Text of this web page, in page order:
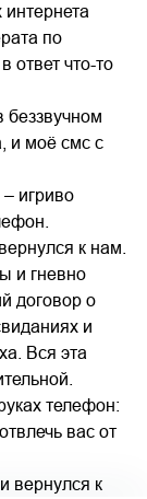
по
ответ что-то
и моё смс с
игриво
к нам.
и гневно
договор о
и
Вся эта
телефон:
вас от
вернулся к